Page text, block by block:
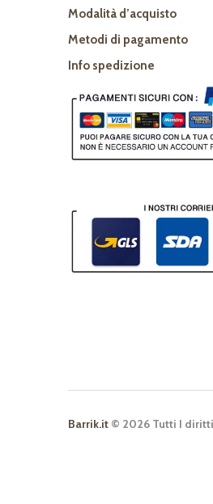
Modalità d’acquisto
Metodi di pagamento
Info spedizione
Barrik.it © 2026 Tutti I